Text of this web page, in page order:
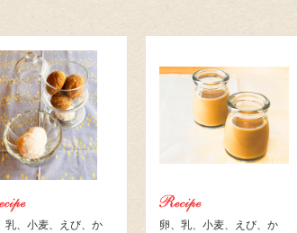
乳、小麦、えび、か
卵、乳、小麦、えび、か